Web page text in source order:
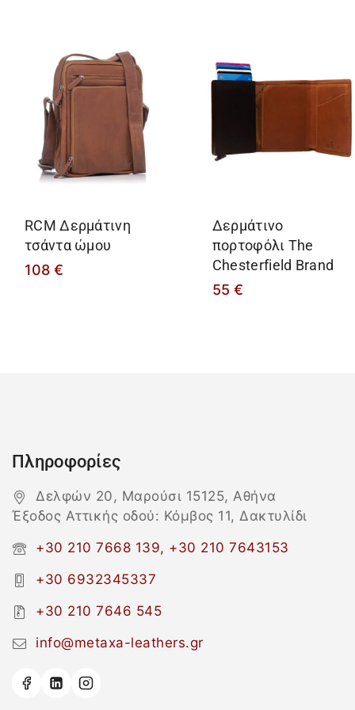
RCM Δερμάτινη
τσάντα ώμου
108 €
Δερμάτινο
πορτοφόλι The
Chesterfield Brand
55 €
Πληροφορίες
Δελφών 20, Μαρούσι 15125, Αθήνα
Έξοδος Αττικής οδού: Κόμβος 11, Δακτυλίδι
+30 210 7668 139, +30 210 7643153
+30 6932345337
+30 210 7646 545
info@metaxa-leathers.gr